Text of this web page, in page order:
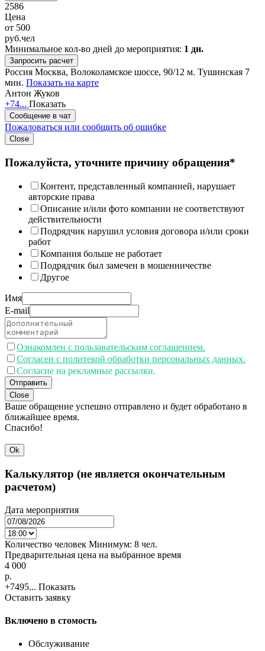
2586
Цена
от 500
руб.чел
Минимальное кол-во дней до мероприятия: 1 дн.
Запросить расчет
Россия Москва, Волоколамское шоссе, 90/12 м. Тушинская 7
мин. Показать на карте
Антон Жуков
+74... Показать
Сообщение в чат
Пожаловаться или сообщить об ошибке
Close
Пожалуйста, уточните причину обращения*
Контент, представленный компанией, нарушает
авторские права
Описание и/или фото компании не соответствуют
действительности
Подрядчик нарушил условия договора и/или сроки
работ
Компания больше не работает
Подрядчик был замечен в мошенничестве
Другое
Имя
E-mail
Ознакомлен с пользавательским соглашением.
Согласен с политекой обработки персональных данных.
Согласие на рекламные рассылки.
Отправить
Close
Ваше обращение успешно отправлено и будет обработано в
ближайшее время.
Спасибо!
Ok
Калькулятор (не является окончательным
расчетом)
Дата мероприятия
Количество человек Минимум: 8 чел.
Предварительная цена на выбранное время
4 000
p.
+7495... Показать
Оставить заявку
Включено в стомость
Обслуживание